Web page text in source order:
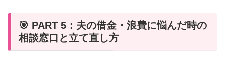
🎯 PART 5：夫の借金・浪費に悩んだ時の
相談窓口と立て直し方